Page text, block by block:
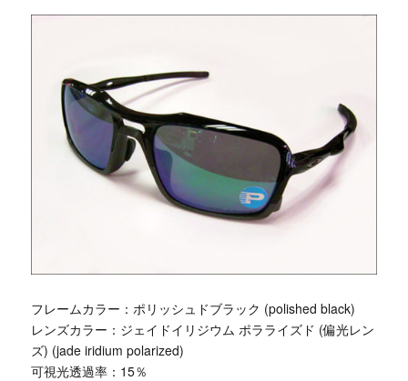
フレームカラー：ポリッシュドブラック (polished black)
レンズカラー：ジェイドイリジウム ポラライズド (偏光レン
ズ) (jade iridium polarized)
可視光透過率：15％